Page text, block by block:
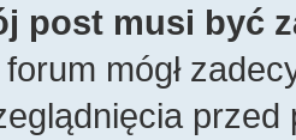
post musi być
mógł